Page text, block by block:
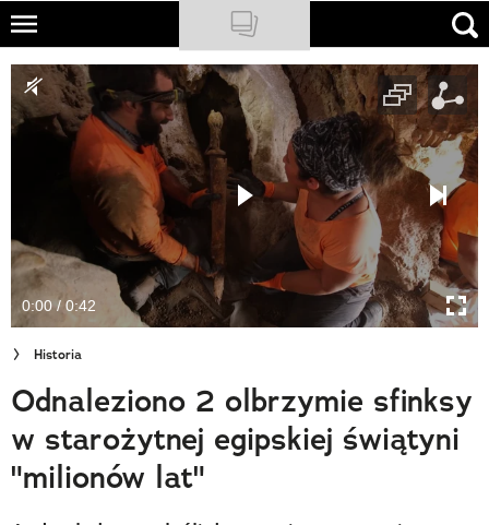
Skip
main
content
NATIONAL GEOGRAPHIC
TRAVELER
PODCASTY
Newsletter
Cuda Polski
Wielki Konkurs Fotograficzny
Trendbook Podróżniczy
Polecane
0:00 / 0:42
Historia
Odnaleziono 2 olbrzymie sfinksy
w starożytnej egipskiej świątyni
"milionów lat"